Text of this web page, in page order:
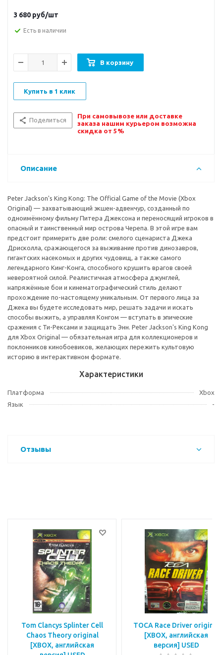
3 680 руб/шт
Есть в наличии
В корзину
Купить в 1 клик
Поделиться
При самовывозе или доставке
заказа нашим курьером возможна
скидка от 5%
Описание
Peter Jackson's King Kong: The Official Game of the Movie (Xbox
Original) — захватывающий экшен-адвенчур, созданный по
одноимённому фильму Питера Джексона и переносящий игроков в
опасный и таинственный мир острова Черепа. В этой игре вам
предстоит примерить две роли: смелого сценариста Джека
Дрисколла, сражающегося за выживание против динозавров,
гигантских насекомых и других чудовищ, а также самого
легендарного Кинг-Конга, способного крушить врагов своей
невероятной силой. Реалистичная атмосфера джунглей,
напряжённые бои и кинематографический стиль делают
прохождение по-настоящему уникальным. От первого лица за
Джека вы будете исследовать мир, решать задачи и искать
способы выжить, а управляя Конгом — вступать в эпические
сражения с Ти-Рексами и защищать Энн. Peter Jackson's King Kong
для Xbox Original — обязательная игра для коллекционеров и
поклонников кинобоевиков, желающих пережить культовую
историю в интерактивном формате.
Характеристики
Платформа
Xbox
Язык
-
Отзывы
Tom Clancys Splinter Cell
Chaos Theory original
[XBOX, английская
TOCA Race Driver original
[XBOX, английская
версия] USED